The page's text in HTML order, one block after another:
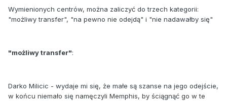
Wymienionych centrów, można zaliczyć do trzech kategorii:
"możliwy transfer", "na pewno nie odejdą" i "nie nadawałby się"
"możliwy transfer":
Darko Milicic - wydaje mi się, że małe są szanse na jego odejście,
w końcu niemało się namęczyli Memphis, by ściągnąć go w te